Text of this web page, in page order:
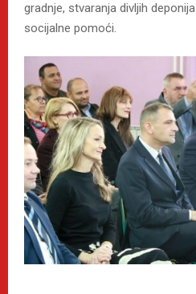
gradnje, stvaranja divljih
socijalne pomoći.